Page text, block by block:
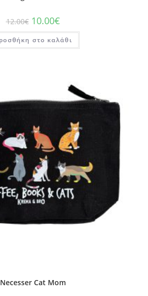
12.00€ 10.00€
στο καλάθι
Necesser Cat Mom